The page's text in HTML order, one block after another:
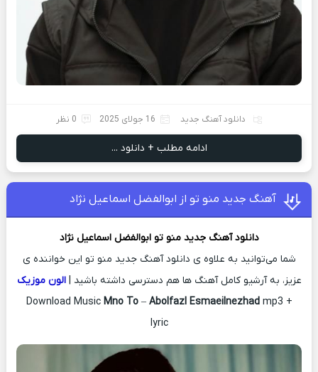
دانلود آهنگ جدید 16 جولای 2025 0 نظر
ادامه مطلب + دانلود ...
آهنگ جدید منو تو از ابوالفضل اسماعیل نژاد
دانلود آهنگ جدید منو توابوالفضل اسماعیل نژاد
شما می‌توانید به علاوه ی دانلود آهنگ جدید منو تو این خواننده ی
عزیز، به آرشیو کامل آهنگ ها هم دسترسی داشته باشید |الون موزیک
Download Music Mno To– Abolfazl Esmaeilnezhadmp3 +
lyric